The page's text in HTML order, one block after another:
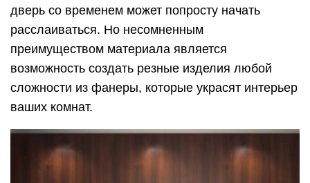
дверь со временем может попросту начать
расслаиваться. Но несомненным
преимуществом материала является
возможность создать резные изделия любой
сложности из фанеры, которые украсят интерьер
ваших комнат.